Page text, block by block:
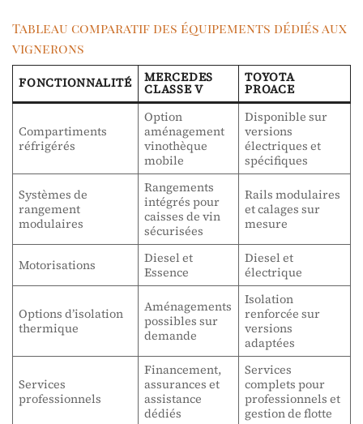
Tableau comparatif des équipements dédiés aux
vignerons
FONCTIONNALITÉ MERCEDES
CLASSE V
TOYOTA
PROACE
Compartiments
réfrigérés
Option
aménagement
vinothèque
mobile
Disponible sur
versions
électriques et
spécifiques
Systèmes de
rangement
modulaires
Rangements
intégrés pour
caisses de vin
sécurisées
Rails modulaires
et calages sur
mesure
Motorisations
Diesel et
Essence
Diesel et
électrique
Options d’isolation
thermique
Aménagements
possibles sur
demande
Isolation
renforcée sur
versions
adaptées
Services
professionnels
Financement,
assurances et
assistance
dédiés
Services
complets pour
professionnels et
gestion de flotte